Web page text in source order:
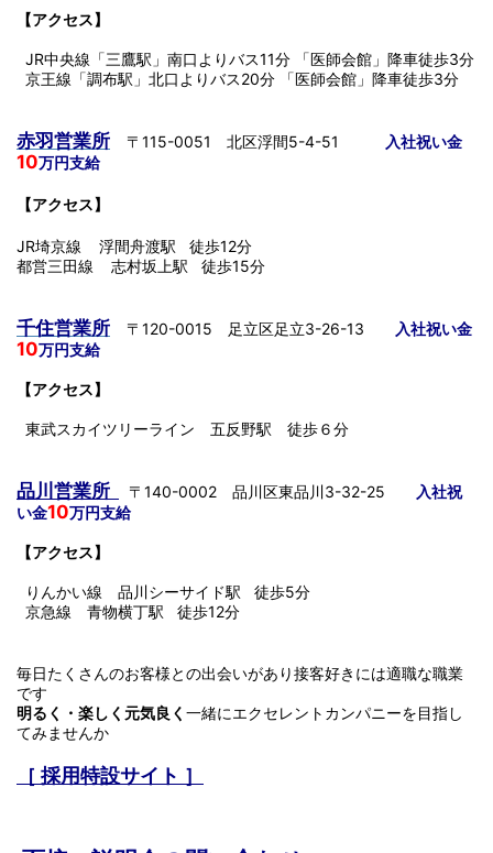
【アクセス】
JR中央線「三鷹駅」南口よりバス11分 「医師会館」降車徒歩3分
京王線「調布駅」北口よりバス20分 「医師会館」降車徒歩3分
赤羽営業所 〒115-0051 北区浮間5-4-51 入社祝い金
10万円支給
【アクセス】
JR埼京線 浮間舟渡駅 徒歩12分
都営三田線 志村坂上駅 徒歩15分
千住営業所 〒120-0015 足立区足立3-26-13 入社祝い金
10万円支給
【アクセス】
東武スカイツリーライン 五反野駅 徒歩６分
品川営業所 〒140-0002 品川区東品川3-32-25
入社祝
い金10万円支給
【アクセス】
りんかい線 品川シーサイド駅 徒歩5分
京急線 青物横丁駅 徒歩12分
毎日たくさんのお客様との出会いがあり接客好きには適職な職業
です
明るく・楽しく元気良く 一緒にエクセレントカンパニーを目指し
てみませんか
［ 採用特設サイト ］